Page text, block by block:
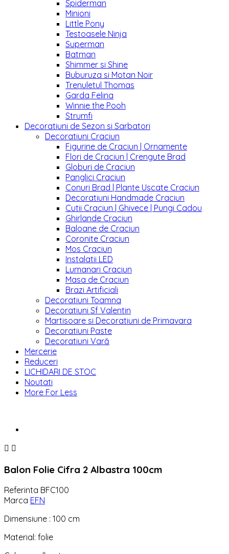
Spiderman
Minioni
Little Pony
Testoasele Ninja
Superman
Batman
Shimmer si Shine
Buburuza si Motan Noir
Trenuletul Thomas
Garda Felina
Winnie the Pooh
Strumfi
Decoratiuni de Sezon si Sarbatori
Decoratiuni Craciun
Figurine de Craciun | Ornamente
Flori de Craciun | Crengute Brad
Globuri de Craciun
Panglici Craciun
Conuri Brad | Plante Uscate Craciun
Decoratiuni Handmade Craciun
Cutii Craciun | Ghivece | Pungi Cadou
Ghirlande Craciun
Baloane de Craciun
Coronite Craciun
Mos Craciun
Instalatii LED
Lumanari Craciun
Masa de Craciun
Brazi Artificiali
Decoratiuni Toamna
Decoratiuni Sf Valentin
Martisoare si Decoratiuni de Primavara
Decoratiuni Paste
Decoratiuni Vară
Mercerie
Reduceri
LICHIDARI DE STOC
Noutati
More For Less
 
Balon Folie Cifra 2 Albastra 100cm
Referinta BFC100
Marca EFN
Dimensiune : 100 cm
Material: folie